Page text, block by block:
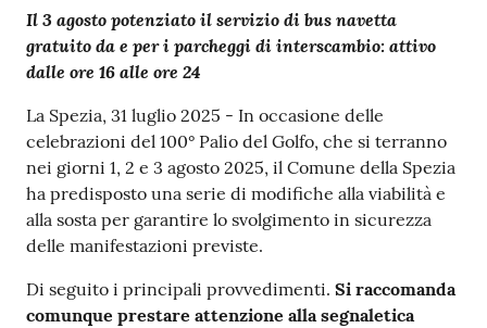
a
f
i
c
i
o
n
l
i
n
e
A
Contenuto
Il 3 agosto potenziato il servizio di bus navetta
gratuito da e per i parcheggi di interscambio: attivo
dalle ore 16 alle ore 24
La Spezia, 31 luglio 2025 - In occasione delle
celebrazioni del 100° Palio del Golfo, che si terranno
nei giorni 1, 2 e 3 agosto 2025, il Comune della Spezia
ha predisposto una serie di modifiche alla viabilità e
alla sosta per garantire lo svolgimento in sicurezza
delle manifestazioni previste.
Di seguito i principali provvedimenti. Si raccomanda
comunque prestare attenzione alla segnaletica